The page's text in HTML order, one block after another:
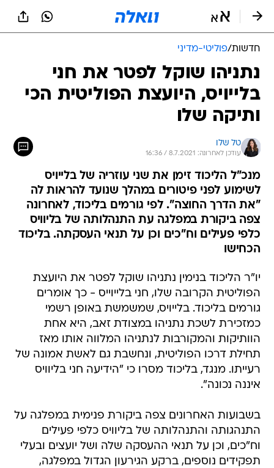
חדשות/פוליטי-מדיני
נתניהו שוקל לפטר את חני
בלייויס, היועצת הפוליטית הכי
ותיקה שלו
טל שלו
עודכן לאחרונה: 8.7.2021 / 16:36
מנכ"ל הליכוד זימן את שני עוזריה של בלייויס
לשימוע לפני פיטורים במהלך שנועד להראות לה
"את הדרך החוצה". לפי גורמים בליכוד, לאחרונה
צפה ביקורת במפלגה עת התנהלותה של בליוויס
כלפי פעילים וח"כים וכן על תנאי העסקתה. בליכוד
הכחישו
יו"ר הליכוד בנימין נתניהו שוקל לפטר את היועצת
הפוליטית הקרובה שלו, חני בלייוייס - כך אומרים
גורמים בליכוד. בלייויס, שמשמשת באופן רשמי
כמזכירת לשכת נתניהו במצודת זאב, היא אחת
הוותיקות והמקורבות לנתניהו המלווה אותו מאז
תחילת דרכו הפוליטית, ונחשבת גם לאשת אמונה של
רעייתו. מנגד, בליכוד מסרו כי "הידיעה חני בליוויס
איננה נכונה".
בשבועות האחרונים צפה ביקורת פנימית במפלגה על
התנהגותה והתנהלותה של בליוויס כלפי פעילים
וח"כים, וכן על תנאי ההעסקה שלה ושל יועצים ובעלי
תפקידים נוספים, ברקע הגירעון הגדול במפלגה,